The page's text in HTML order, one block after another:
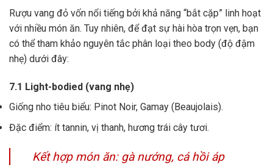
Rượu vang đỏ vốn nổi tiếng bởi khả năng “bắt cặp” linh hoạt
với nhiều món ăn. Tuy nhiên, để đạt sự hài hòa trọn vẹn, bạn
có thể tham khảo nguyên tắc phân loại theo body (độ đậm
nhẹ) dưới đây:
7.1 Light-bodied (vang nhẹ)
Giống nho tiêu biểu: Pinot Noir, Gamay (Beaujolais).
Đặc điểm: ít tannin, vị thanh, hương trái cây tươi.
Kết hợp món ăn: gà nướng, cá hồi áp